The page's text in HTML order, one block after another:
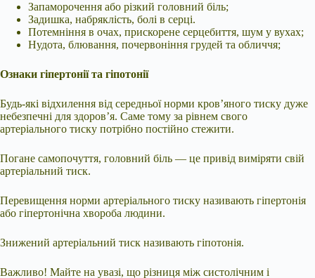
Запаморочення або різкий головний біль;
Задишка, набряклість, болі в серці.
Потемніння в очах, прискорене серцебиття, шум у вухах;
Нудота, блювання, почервоніння грудей та обличчя;
Ознаки гіпертонії та гіпотонії
Будь-які відхилення від середньої норми кров’яного тиску дуже
небезпечні для здоров’я. Саме тому за рівнем свого
артеріального тиску потрібно постійно стежити.
Погане самопочуття, головний біль — це привід виміряти свій
артеріальний тиск.
Перевищення норми артеріального тиску називають гіпертонія
або гіпертонічна хвороба людини.
Знижений артеріальний тиск називають гіпотонія.
Важливо! Майте на увазі, що різниця між систолічним і